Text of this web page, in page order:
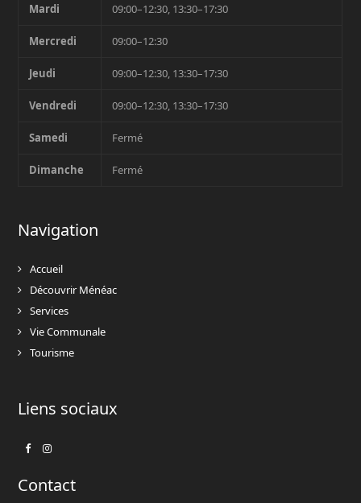
Mardi 09:00–12:30, 13:30–17:30
Mercredi 09:00–12:30
Jeudi 09:00–12:30, 13:30–17:30
Vendredi 09:00–12:30, 13:30–17:30
Samedi Fermé
Dimanche Fermé
Navigation
Accueil
Découvrir Ménéac
Services
Vie Communale
Tourisme
Liens sociaux
FacebookInstagram
Contact